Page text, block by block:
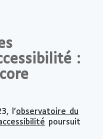
:
l’observatoire du
poursuit